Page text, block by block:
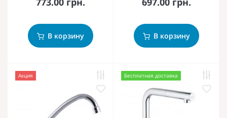
В корзину В корзину
Акция Бесплатная доставка